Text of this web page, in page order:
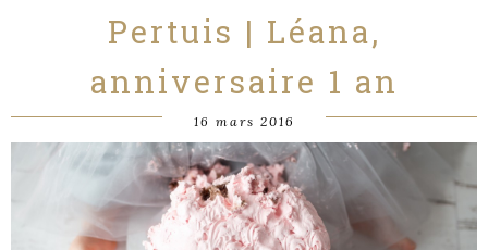
Pertuis | Léana,
anniversaire 1 an
16 mars 2016